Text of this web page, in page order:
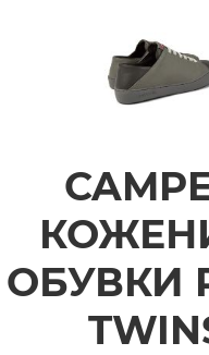
ОБУВКИ